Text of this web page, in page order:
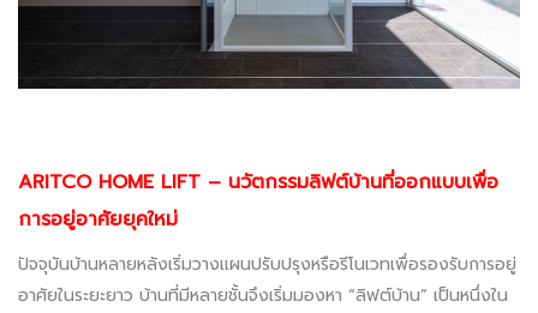
ARITCO HOME LIFT – นวัตกรรมลิฟต์บ้านที่ออกแบบเพื่อ
การอยู่อาศัยยุคใหม่
ปัจจุบันบ้านหลายหลังเริ่มวางแผนปรับปรุงหรือรีโนเวทเพื่อรองรับการอยู่
อาศัยในระยะยาว บ้านที่มีหลายชั้นจึงเริ่มมองหา “ลิฟต์บ้าน” เป็นหนึ่งใน